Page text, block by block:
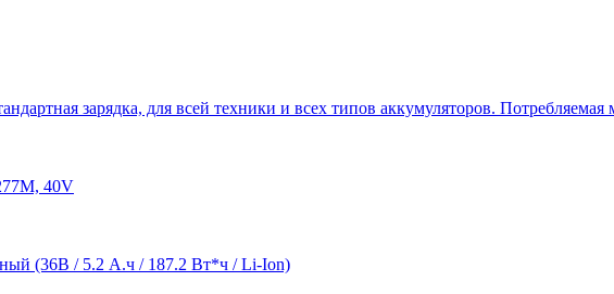
зарядка, для всей техники и всех типов аккумуляторов.
40V
(36В / 5.2 А.ч / 187.2 Вт*ч / Li-Ion)